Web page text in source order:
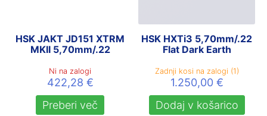
HSK JAKT JD151 XTRM
MKII 5,70mm/.22
Ni na zalogi
422,28 €
Preberi več
HSK HXTi3 5,70mm/.22
Flat Dark Earth
Zadnji kosi na zalogi (1)
1.250,00 €
Dodaj v košarico